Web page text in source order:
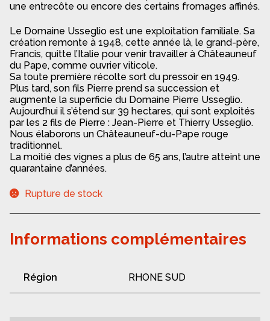
une entrecôte ou encore des certains fromages affinés.
Le Domaine Usseglio est une exploitation familiale. Sa
création remonte à 1948, cette année là, le grand-père,
Francis, quitte l’Italie pour venir travailler à Châteauneuf
du Pape, comme ouvrier viticole.
Sa toute première récolte sort du pressoir en 1949.
Plus tard, son fils Pierre prend sa succession et
augmente la superficie du Domaine Pierre Usseglio.
Aujourd’hui il s’étend sur 39 hectares, qui sont exploités
par les 2 fils de Pierre : Jean-Pierre et Thierry Usseglio.
Nous élaborons un Châteauneuf-du-Pape rouge
traditionnel.
La moitié des vignes a plus de 65 ans, l’autre atteint une
quarantaine d’années.
Rupture de stock
Informations complémentaires
Région RHONE SUD